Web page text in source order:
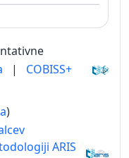
| COBISS+
)
ARIS